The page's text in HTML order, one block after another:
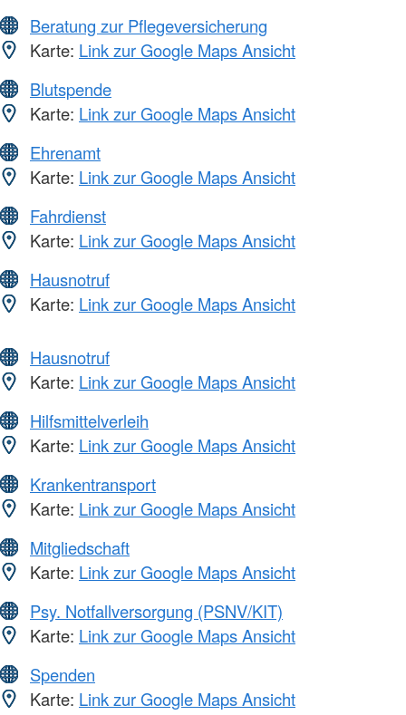
Beratung zur Pflegeversicherung
Karte: Link zur Google Maps Ansicht
Blutspende
Karte: Link zur Google Maps Ansicht
Ehrenamt
Karte: Link zur Google Maps Ansicht
Fahrdienst
Karte: Link zur Google Maps Ansicht
Hausnotruf
Karte: Link zur Google Maps Ansicht
Hausnotruf
Karte: Link zur Google Maps Ansicht
Hilfsmittelverleih
Karte: Link zur Google Maps Ansicht
Krankentransport
Karte: Link zur Google Maps Ansicht
Mitgliedschaft
Karte: Link zur Google Maps Ansicht
Psy. Notfallversorgung (PSNV/KIT)
Karte: Link zur Google Maps Ansicht
Spenden
Karte: Link zur Google Maps Ansicht